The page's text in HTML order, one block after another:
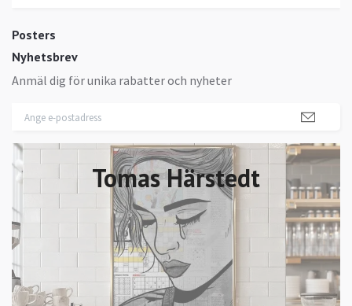
Posters
Nyhetsbrev
Anmäl dig för unika rabatter och nyheter
Tomas Härstedt